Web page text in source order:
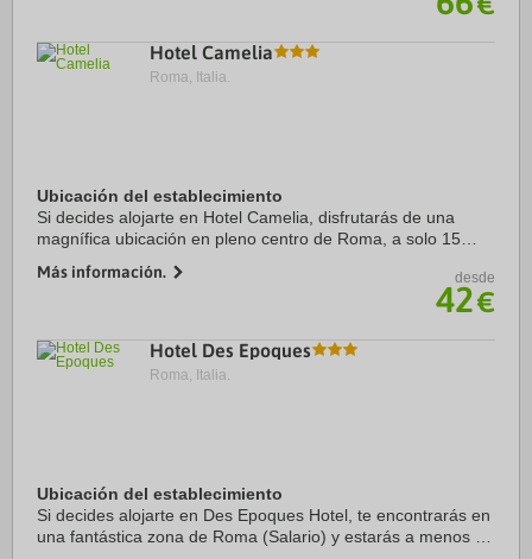
Hotel Camelia
Roma, Italia.
Ubicación del establecimiento
Si decides alojarte en Hotel Camelia, disfrutarás de una
magnífica ubicación en pleno centro de Roma, a solo 15
Sapienza. Además, este hotel se ...
Más información. desde
42€
Hotel Des Epoques
Roma, Italia.
Ubicación del establecimiento
Si decides alojarte en Des Epoques Hotel, te encontrarás en
una fantástica zona de Roma (Salario) y estarás a menos de